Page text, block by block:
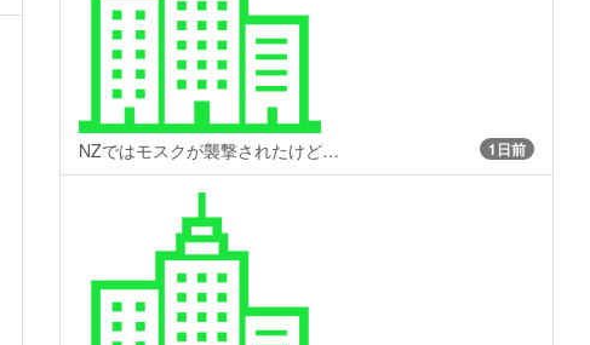
NZではモスクが襲撃されたけど… 1日前